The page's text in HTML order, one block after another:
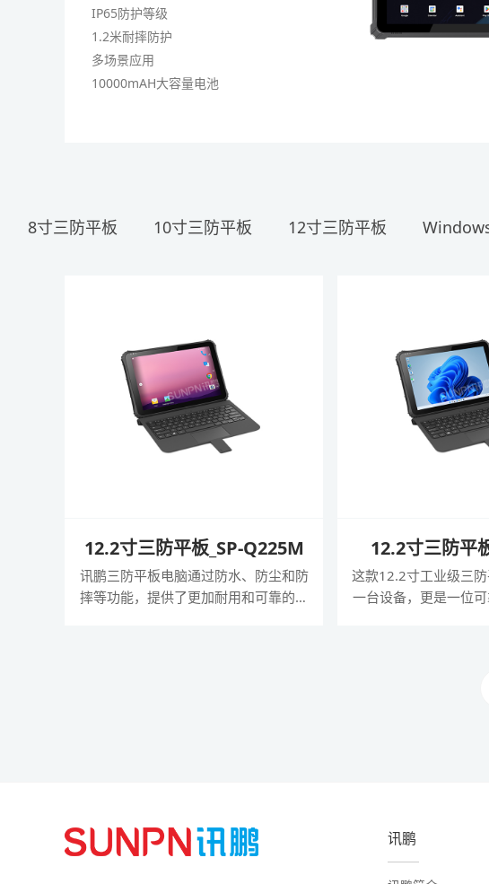
工业接口及宽温运行，无缝对接第三方
系统，为生产、质检、仓储等全流程提
供可靠移动终端，助力企业智能制造升
级。
IP65防护等级
1.2米耐摔防护
多场景应用
10000mAH大容量电池
8寸三防平板 10寸三防平板 12寸三防平板
12.2寸三防平板_SP-Q225M
讯鹏三防平板电脑通过防水、防尘和防
摔等功能，提供了更加耐用和可靠的平
12.2寸三防平
这款12.2寸工业级三
一台设备，更是一位
业应用与极限环境适
讯鹏